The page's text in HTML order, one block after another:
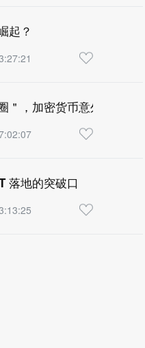
起？
＂，加密货币意外成就区
落地的突破口